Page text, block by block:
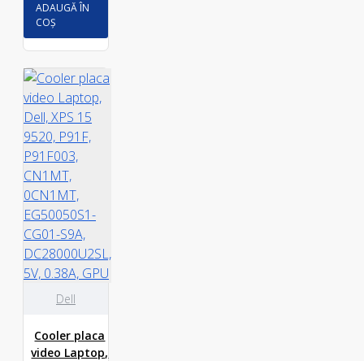
ADAUGĂ ÎN
COȘ
Dell
Cooler placa
video Laptop,